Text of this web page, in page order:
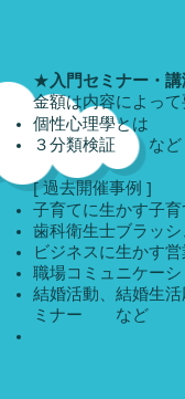
★入門セミナー・
金額は内容によっ
個性心理學とは
３分類検証 など
[ 過去開催事例 ]
子育てに生かす子
歯科衛生士ブラッ
ビジネスに生かす
職場コミュニケー
結婚活動、結婚生
ミナー など